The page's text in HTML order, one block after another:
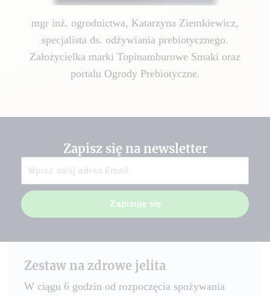
mgr inż. ogrodnictwa, Katarzyna Ziemkiewicz,
specjalista ds. odżywiania prebiotycznego.
Założycielka marki Topinamburowe Smaki oraz
portalu Ogrody Prebiotyczne.
Zapisz się na newsletter
Zapisuję się
Zestaw na zdrowe jelita
W ciągu 6 godzin od rozpoczęcia spożywania